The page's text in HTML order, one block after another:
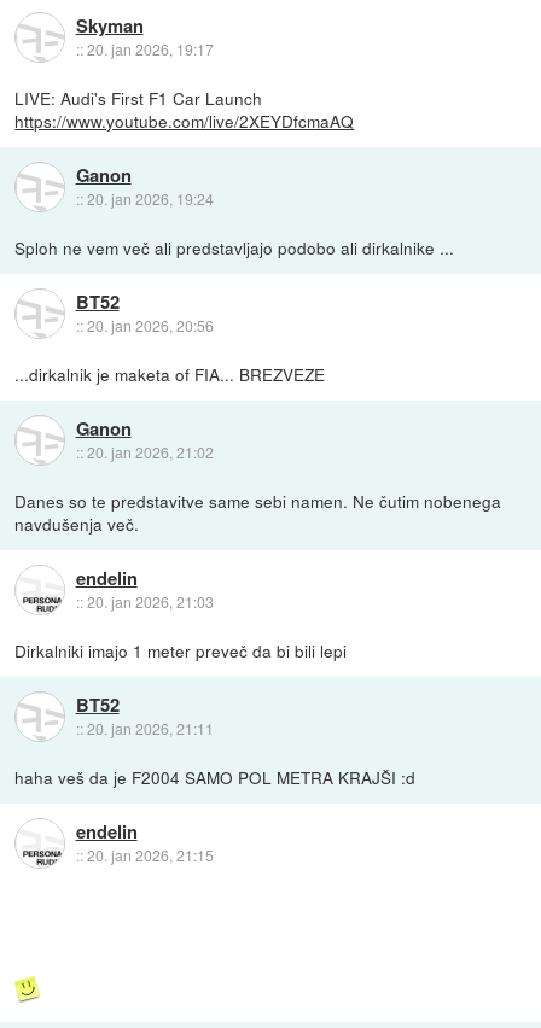
Skyman
::20. jan 2026, 19:17
LIVE: Audi's First F1 Car Launch
https://www.youtube.com/live/2XEYDfcmaAQ
Ganon
::20. jan 2026, 19:24
Sploh ne vem več ali predstavljajo podobo ali dirkalnike ...
BT52
::20. jan 2026, 20:56
...dirkalnik je maketa of FIA... BREZVEZE
Ganon
::20. jan 2026, 21:02
Danes so te predstavitve same sebi namen. Ne čutim nobenega
navdušenja več.
endelin
::20. jan 2026, 21:03
Dirkalniki imajo 1 meter preveč da bi bili lepi
BT52
::20. jan 2026, 21:11
haha veš da je F2004 SAMO POL METRA KRAJŠI :d
endelin
::20. jan 2026, 21:15